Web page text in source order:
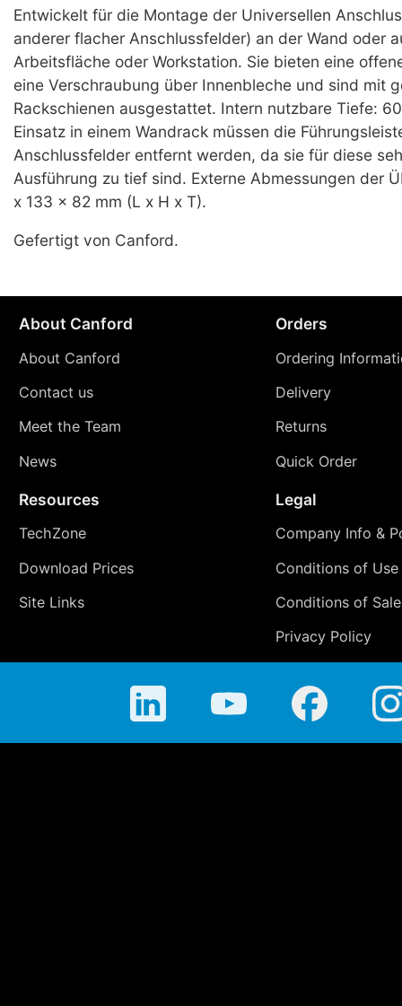
Entwickelt für die Montage der Universellen
anderer flacher Anschlussfelder) an der Wand oder
Arbeitsfläche oder Workstation. Sie bieten eine
eine Verschraubung über Innenbleche und sind mit
Rackschienen ausgestattet. Intern nutzbare Tiefe:
Einsatz in einem Wandrack müssen die
Anschlussfelder entfernt werden, da sie für diese
Ausführung zu tief sind. Externe Abmessungen der
x 133 x 82 mm (L x H x T).
Gefertigt von Canford.
About Canford
About Canford
Contact us
Meet the Team
News
Orders
Ordering
Delivery
Returns
Quick Order
Resources
TechZone
Download Prices
Site Links
Legal
Company Info &
Conditions of Use
Conditions of Sale
Privacy Policy